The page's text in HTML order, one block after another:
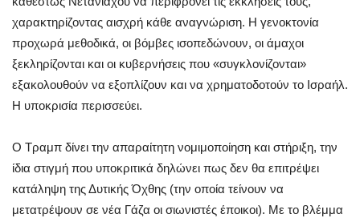
χαρακτηρίζοντας αισχρή κάθε αναγνώριση. Η γενοκτονία
προχωρά μεθοδικά, οι βόμβες ισοπεδώνουν, οι άμαχοι
ξεκληρίζονται και οι κυβερνήσεις που «συγκλονίζονται»
εξακολουθούν να εξοπλίζουν και να χρηματοδοτούν το Ισραήλ.
Η υποκρισία περισσεύει.
Ο Τραμπ δίνει την απαραίτητη νομιμοποίηση και στήριξη, την
ίδια στιγμή που υποκριτικά δηλώνει πως δεν θα επιτρέψει
κατάληψη της Δυτικής Όχθης (την οποία τείνουν να
μετατρέψουν σε νέα Γάζα οι σιωνιστές έποικοι). Με το βλέμμα